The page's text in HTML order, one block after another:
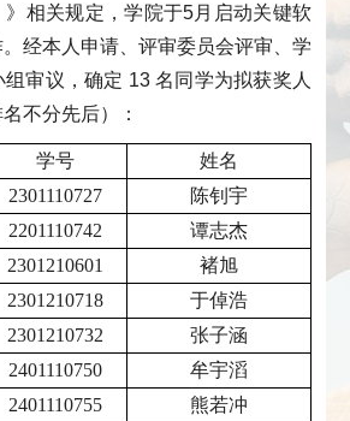
相关规定，学院于5月启动关键软
经本人申请、评审委员会评审、学
审议，确定 13 名同学为拟获奖人
不分先后）：
学号
姓名
2301110727 陈钊宇
2201110742
谭志杰
2301210601
褚旭
2301210718
于倬浩
2301210732
张子涵
2401110750
牟宇滔
2401110755
熊若冲